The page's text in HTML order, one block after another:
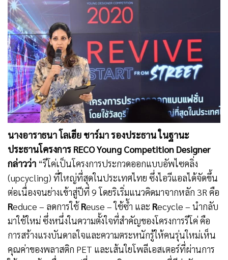
นางอาราธนา โลเฮีย ชาร์มา รองประธาน ในฐานะ
ประธานโครงการ RECO Young Competition Designer
กล่าวว่า “รีโค่เป็นโครงการประกวดออกแบบอัพไซคลิ่ง
(upcycling) ที่ใหญ่ที่สุดในประเทศไทย ซึ่งไอวีแอลได้จัดขึ้น
ต่อเนื่องจนย่างเข้าสู่ปีที่ 9 โดยริเริ่มแนวคิดมาจากหลัก 3R คือ
Reduce – ลดการใช้Reuse – ใช้ซ้ำ และ Recycle – นำกลับ
มาใช้ใหม่ ซึ่งหนึ่งในความตั้งใจที่สำคัญของโครงการรีโค่ คือ
การสร้างแรงบันดาลใจและความตระหนักรู้ให้คนรุ่นใหม่เห็น
คุณค่าของพลาสติก PET และเส้นใยโพลีเอสเตอร์ที่ผ่านการ